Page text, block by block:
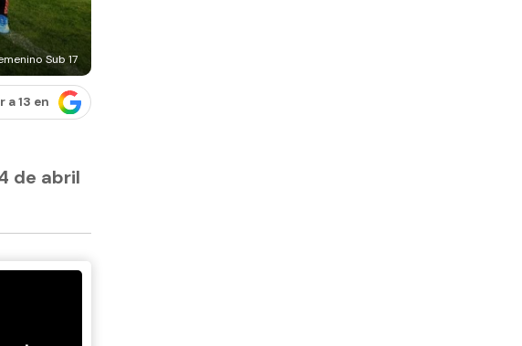
Sub 17
a 13 en
de abril